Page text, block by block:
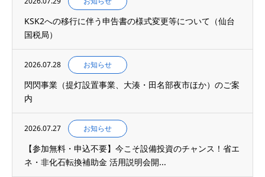
KSK2への移行に伴う申告書の様式変更等について（仙台
国税局）
2026.07.28 お知らせ
閃閃事業（提灯設置事業、大湊・田名部夜市ほか）のご案
内
2026.07.27 お知らせ
【参加無料・申込不要】今こそ設備投資のチャンス！省エ
ネ・非化石転換補助金 活用説明会開...